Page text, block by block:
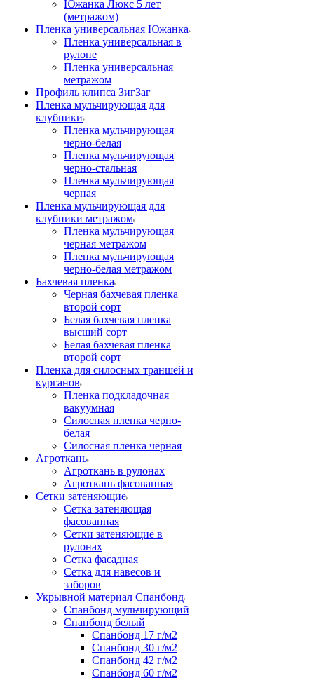
Южанка Люкс 5 лет
(метражом)
Пленка универсальная Южанка
Пленка универсальная в
рулоне
Пленка универсальная
метражом
Профиль клипса ЗигЗаг
Пленка мульчирующая для
клубники
Пленка мульчирующая
черно-белая
Пленка мульчирующая
черно-стальная
Пленка мульчирующая
черная
Пленка мульчирующая для
клубники метражом
Пленка мульчирующая
черная метражом
Пленка мульчирующая
черно-белая метражом
Бахчевая пленка
Черная бахчевая пленка
второй сорт
Белая бахчевая пленка
высший сорт
Белая бахчевая пленка
второй сорт
Пленка для силосных траншей и
курганов
Пленка подкладочная
вакуумная
Силосная пленка черно-
белая
Силосная пленка черная
Агроткань
Агроткань в рулонах
Агроткань фасованная
Сетки затеняющие
Сетка затеняющая
фасованная
Сетки затеняющие в
рулонах
Сетка фасадная
Сетка для навесов и
заборов
Укрывной материал Спанбонд
Спанбонд мульчирующий
Спанбонд белый
Спанбонд 17 г/м2
Спанбонд 30 г/м2
Спанбонд 42 г/м2
Спанбонд 60 г/м2